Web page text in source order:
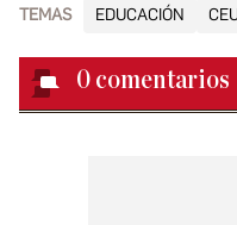
TEMAS EDUCACIÓN
0 comentarios